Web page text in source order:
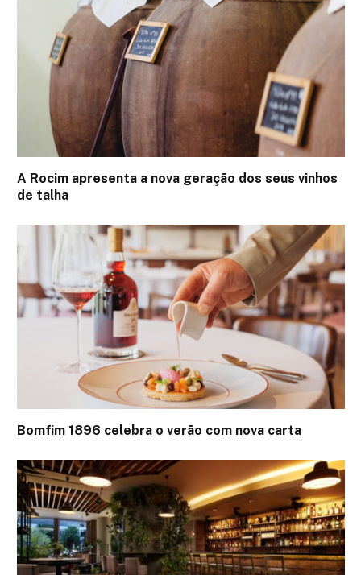
A Rocim apresenta a nova geração dos seus vinhos
de talha
Bomfim 1896 celebra o verão com nova carta